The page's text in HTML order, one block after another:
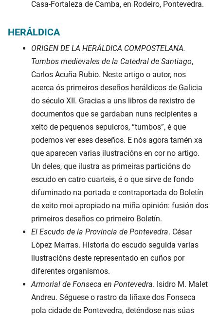
Casa-Fortaleza de Camba, en Rodeiro, Pontevedra.
HERÁLDICA
ORIGEN DE LA HERÁLDICA COMPOSTELANA.
Tumbos medievales de la Catedral de Santiago,
Carlos Acuña Rubio. Neste artigo o autor, nos
acerca ós primeiros deseños heráldicos de Galicia
do século XII. Gracias a uns libros de rexistro de
documentos que se gardaban nuns recipientes a
xeito de pequenos sepulcros, “tumbos”, é que
podemos ver eses deseños. E nós agora tamén xa
que aparecen varias ilustracións en cor no artigo.
Un deles, que ilustra as primeiras particións do
escudo en catro cuarteis, é o que sirve de fondo
difuminado na portada e contraportada do Boletín
de xeito moi apropiado na miña opinión: fusión dos
primeiros deseños co primeiro Boletín.
El Escudo de la Provincia de Pontevedra. César
López Marras. Historia do escudo seguida varias
ilustracións deste representado en cuños por
diferentes organismos.
Armorial de Fonseca en Pontevedra. Isidro M. Malet
Andreu. Séguese o rastro da liñaxe dos Fonseca
pola cidade de Pontevedra, deténdose nas súas